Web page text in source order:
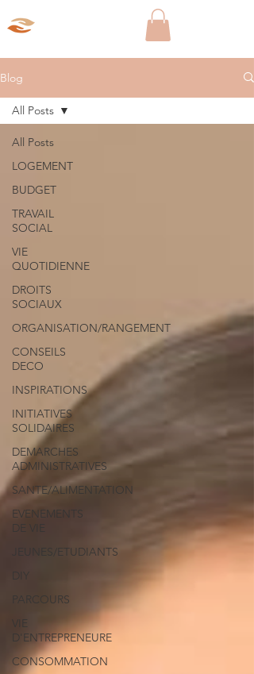
Blog
All Posts
LOGEMENT
BUDGET
TRAVAIL
SOCIAL
VIE
QUOTIDIENNE
DROITS
SOCIAUX
ORGANISATION/RANGEMENT
CONSEILS
DECO
INSPIRATIONS
INITIATIVES
SOLIDAIRES
DEMARCHES
ADMINISTRATIVES
SANTE/ALIMENTATION
EVENEMENTS
DE VIE
JEUNES/ETUDIANTS
DIY
PARCOURS
VIE
D'ENTREPRENEURE
CONSOMMATION
All Posts